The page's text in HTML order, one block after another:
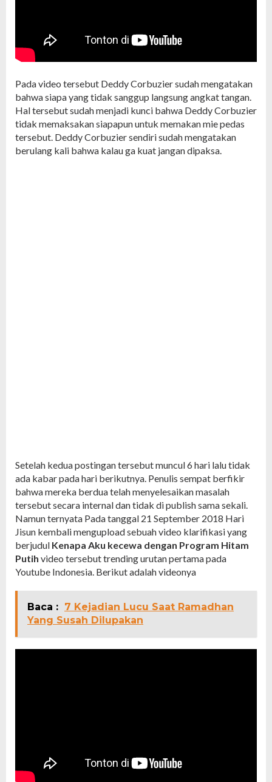
Pada video tersebut Deddy Corbuzier sudah mengatakan
bahwa siapa yang tidak sanggup langsung angkat tangan.
Hal tersebut sudah menjadi kunci bahwa Deddy Corbuzier
tidak memaksakan siapapun untuk memakan mie pedas
tersebut. Deddy Corbuzier sendiri sudah mengatakan
berulang kali bahwa kalau ga kuat jangan dipaksa.
Setelah kedua postingan tersebut muncul 6 hari lalu tidak
ada kabar pada hari berikutnya. Penulis sempat berfikir
bahwa mereka berdua telah menyelesaikan masalah
tersebut secara internal dan tidak di publish sama sekali.
Namun ternyata Pada tanggal 21 September 2018 Hari
Jisun kembali mengupload sebuah video klarifikasi yang
berjudul Kenapa Aku kecewa dengan Program Hitam
Putih video tersebut trending urutan pertama pada
Youtube Indonesia. Berikut adalah videonya
Baca : 7 Kejadian Lucu Saat Ramadhan
Yang Susah Dilupakan